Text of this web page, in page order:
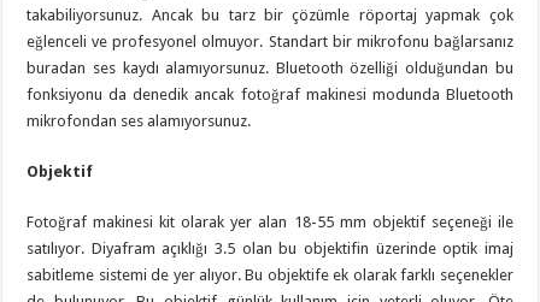
takabiliyorsunuz. Ancak bu tarz bir çözümle röportaj yapmak çok
eğlenceli ve profesyonel olmuyor. Standart bir mikrofonu bağlarsanız
buradan ses kaydı alamıyorsunuz. Bluetooth özelliği olduğundan bu
fonksiyonu da denedik ancak fotoğraf makinesi modunda Bluetooth
mikrofondan ses alamıyorsunuz.
Objektif
Fotoğraf makinesi kit olarak yer alan 18-55 mm objektif seçeneği ile
satılıyor. Diyafram açıklığı 3.5 olan bu objektifin üzerinde optik imaj
sabitleme sistemi de yer alıyor. Bu objektife ek olarak farklı seçenekler